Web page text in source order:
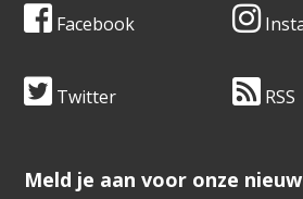
Facebook
Twitter RSS
​​​​​​​Meld je aan voor onze